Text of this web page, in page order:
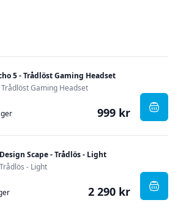
5 - Trådlöst Gaming Headset
Trådlöst Gaming Headset
999 kr ,
Scape - Trådlös - Light
- Light
2 290 kr ,